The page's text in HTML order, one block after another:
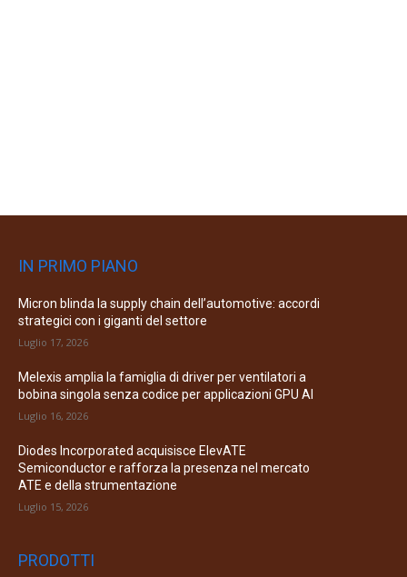
IN PRIMO PIANO
Micron blinda la supply chain dell’automotive: accordi
strategici con i giganti del settore
Luglio 17, 2026
Melexis amplia la famiglia di driver per ventilatori a
bobina singola senza codice per applicazioni GPU AI
Luglio 16, 2026
Diodes Incorporated acquisisce ElevATE
Semiconductor e rafforza la presenza nel mercato
ATE e della strumentazione
Luglio 15, 2026
PRODOTTI